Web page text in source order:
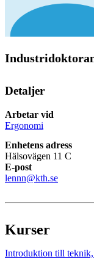
Detaljer
Arbetar vid
Ergonomi
Enhetens adress
Hälsovägen 11 C
E-post
lennn@kth.se
Kurser
Introduktion till teknik,